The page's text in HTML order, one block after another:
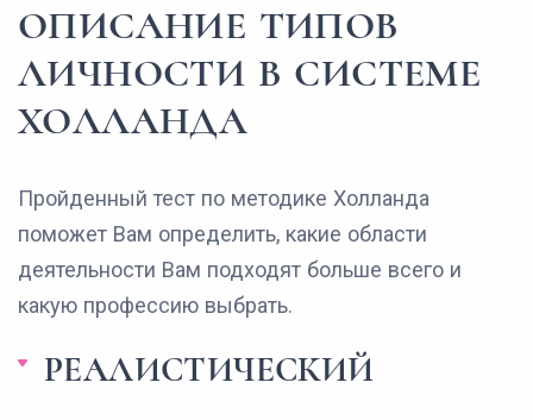
ОПИСАНИЕ ТИПОВ
ЛИЧНОСТИ В СИСТЕМЕ
ХОЛЛАНДА
Пройденный тест по методике Холланда
поможет Вам определить, какие области
деятельности Вам подходят больше всего и
какую профессию выбрать.
РЕАЛИСТИЧЕСКИЙ